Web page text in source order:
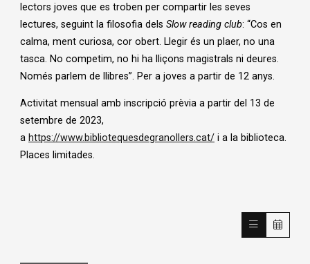
lectors joves que es troben per compartir les seves
lectures, seguint la filosofia dels Slow reading club: “Cos en
calma, ment curiosa, cor obert. Llegir és un plaer, no una
tasca. No competim, no hi ha lliçons magistrals ni deures.
Només parlem de llibres”. Per a joves a partir de 12 anys.
Activitat mensual amb inscripció prèvia a partir del 13 de
setembre de 2023,
a https://www.bibliotequesdegranollers.cat/ i a la biblioteca.
Places limitades.